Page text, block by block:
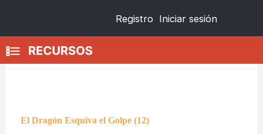
Registro Iniciar sesión
El Dragón Esquiva el Golpe (12)